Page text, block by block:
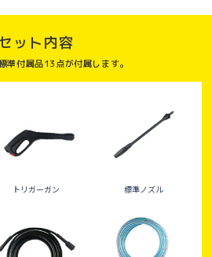
ット内容
準付属品13点が付属します。
トリガーガン 標準ノズル